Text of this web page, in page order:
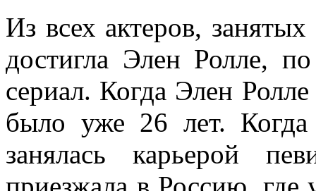
Из всех актеров,
достигла Элен Ролле,
сериал. Когда Элен
было уже 26 лет. Когда
занялась карьерой